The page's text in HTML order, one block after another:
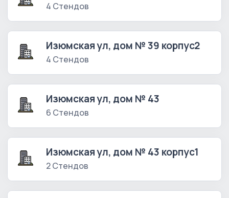
4 Стендов
Изюмская ул, дом № 39 корпус2
4 Стендов
Изюмская ул, дом № 43
6 Стендов
Изюмская ул, дом № 43 корпус1
2 Стендов